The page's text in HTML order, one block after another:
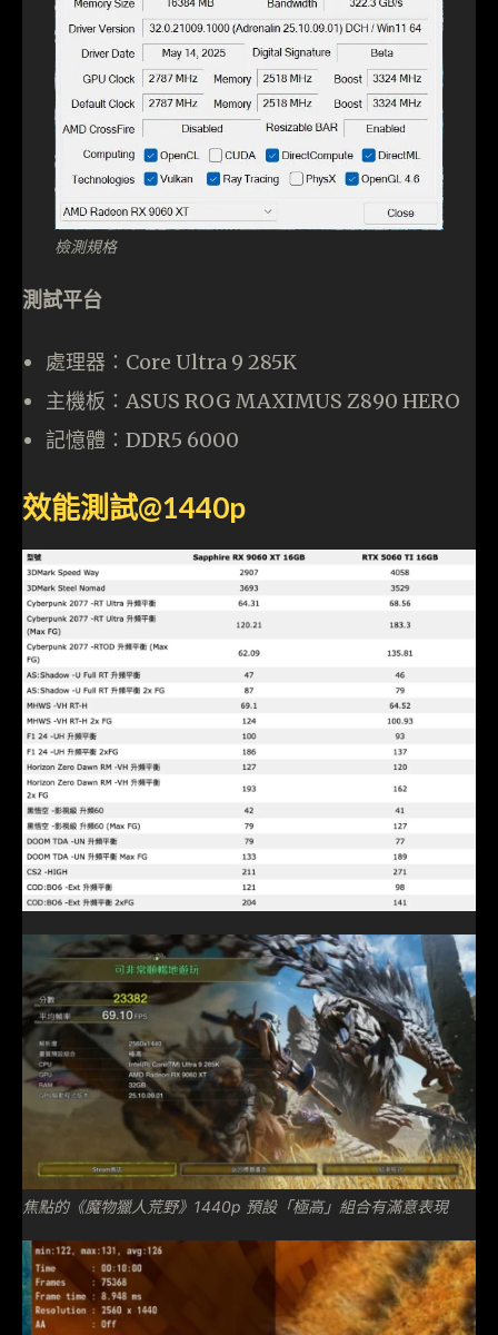
檢測規格
測試平台
處理器：Core Ultra 9 285K
主機板：ASUS ROG MAXIMUS Z890 HERO
記憶體：DDR5 6000
效能測試@1440p
焦點的《魔物獵人荒野》1440p 預設「極高」組合有滿意表現